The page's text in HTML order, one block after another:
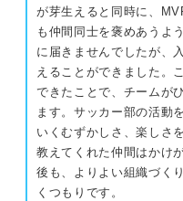
が芽生えると同時に、
も仲間同士を褒めあうよ
に届きませんでしたが、
えることができました。
できたことで、チームが
ます。サッカー部の活動
いくむずかしさ、楽しさ
教えてくれた仲間はかけ
後も、よりよい組織づく
くつもりです。